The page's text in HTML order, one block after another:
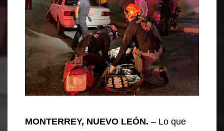
MONTERREY, NUEVO LEÓN. – Lo que